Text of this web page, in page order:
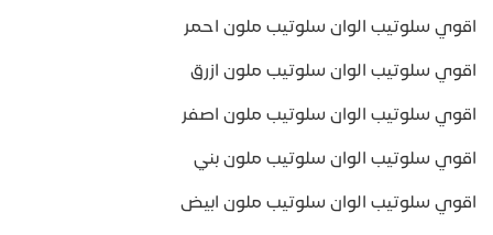
اقوي سلوتيب الوان سلوتيب ملون احمر
اقوي سلوتيب الوان سلوتيب ملون ازرق
اقوي سلوتيب الوان سلوتيب ملون اصفر
اقوي سلوتيب الوان سلوتيب ملون بني
اقوي سلوتيب الوان سلوتيب ملون ابيض